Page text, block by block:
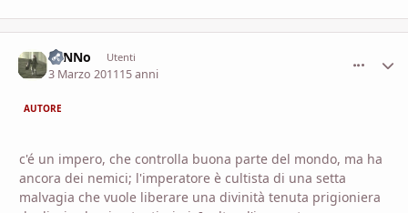
ToNNo Utenti
3 Marzo 201115 anni
AUTORE
c'é un impero, che controlla buona parte del mondo, ma ha
ancora dei nemici; l'imperatore è cultista di una setta
malvagia che vuole liberare una divinità tenuta prigioniera